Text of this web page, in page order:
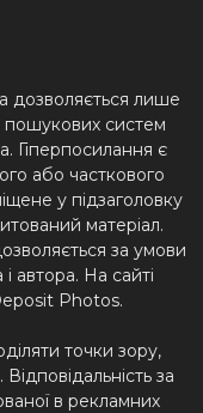
дозволяється лише
пошукових систем
Гіперпосилання є
або часткового
у підзаголовку
матеріал.
за умови
автора. На сайті
Photos.
точки зору,
за
в рекламних